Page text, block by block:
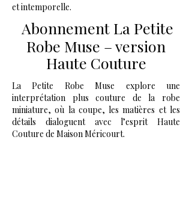
et intemporelle.
Abonnement La Petite
Robe Muse – version
Haute Couture
La Petite Robe Muse explore une
interprétation plus couture de la robe
miniature, où la coupe, les matières et les
détails dialoguent avec l’esprit Haute
Couture de Maison Méricourt.